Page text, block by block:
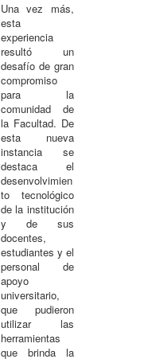
Una vez más,
esta
experiencia
resultó un
desafío de gran
compromiso
para la
comunidad de
la Facultad. De
esta nueva
instancia se
destaca el
desenvolvimien
to tecnológico
de la institución
y de sus
docentes,
estudiantes y el
personal de
apoyo
universitario,
que pudieron
utilizar las
herramientas
que brinda la